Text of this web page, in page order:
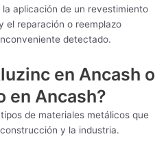
aplicación de un revestimiento
el reparación o reemplazo
detectado.
en Ancash o
en Ancash?
de materiales metálicos que
y la industria.